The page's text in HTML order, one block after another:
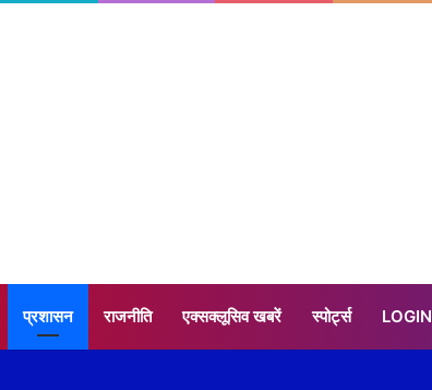
प्रशासन राजनीति एक्सक्लूसिव खबरें स्पोर्ट्स LOGIN